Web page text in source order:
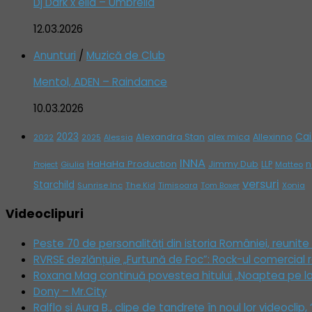
12.03.2026
Anunturi / Muzică de Club
Mentol, ADEN – Raindance
10.03.2026
2022 2023 2025 Alessia Alexandra Stan alex mica Allexinno
Project Giulia HaHaHa Production INNA Jimmy Dub LLP Matteo
Starchild Sunrise Inc The Kid Timisoara Tom Boxer versuri Xonia
Videoclipuri
Peste 70 de personalități din istoria României,
RVRSE dezlănțuie „Furtună de Foc”: Rock-ul
Roxana Mag continuă povestea hitului „Noaptea pe
Dony – Mr.City
Ralflo și Aura B., clipe de tandrețe în noul lor videoclip,